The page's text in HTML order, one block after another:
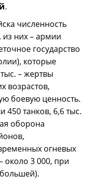
.
численность
них – армии
государство
которые
– жертвы
возрастов,
боевую ценность.
танков, 6,6 тыс.
оборона
огневых
около 3 000, при